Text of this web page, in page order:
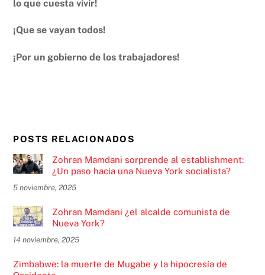
lo que cuesta vivir!
¡Que se vayan todos!
¡Por un gobierno de los trabajadores!
POSTS RELACIONADOS
Zohran Mamdani sorprende al establishment:
¿Un paso hacia una Nueva York socialista?
5 noviembre, 2025
Zohran Mamdani ¿el alcalde comunista de
Nueva York?
14 noviembre, 2025
Zimbabwe: la muerte de Mugabe y la hipocresía de